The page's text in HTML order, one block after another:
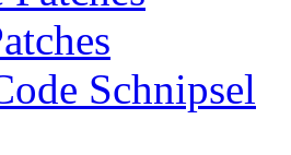
Schnipsel